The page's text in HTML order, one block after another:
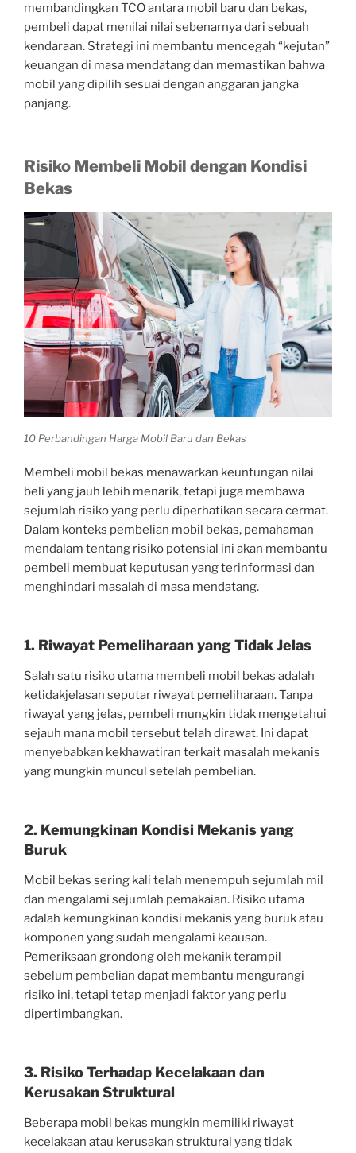
membandingkan TCO antara mobil baru dan bekas,
pembeli dapat menilai nilai sebenarnya dari sebuah
kendaraan. Strategi ini membantu mencegah “kejutan”
keuangan di masa mendatang dan memastikan bahwa
mobil yang dipilih sesuai dengan anggaran jangka
panjang.
Risiko Membeli Mobil dengan Kondisi
Bekas
10 Perbandingan Harga Mobil Baru dan Bekas
Membeli mobil bekas menawarkan keuntungan nilai
beli yang jauh lebih menarik, tetapi juga membawa
sejumlah risiko yang perlu diperhatikan secara cermat.
Dalam konteks pembelian mobil bekas, pemahaman
mendalam tentang risiko potensial ini akan membantu
pembeli membuat keputusan yang terinformasi dan
menghindari masalah di masa mendatang.
1. Riwayat Pemeliharaan yang Tidak Jelas
Salah satu risiko utama membeli mobil bekas adalah
ketidakjelasan seputar riwayat pemeliharaan. Tanpa
riwayat yang jelas, pembeli mungkin tidak mengetahui
sejauh mana mobil tersebut telah dirawat. Ini dapat
menyebabkan kekhawatiran terkait masalah mekanis
yang mungkin muncul setelah pembelian.
2. Kemungkinan Kondisi Mekanis yang
Buruk
Mobil bekas sering kali telah menempuh sejumlah mil
dan mengalami sejumlah pemakaian. Risiko utama
adalah kemungkinan kondisi mekanis yang buruk atau
komponen yang sudah mengalami keausan.
Pemeriksaan grondong oleh mekanik terampil
sebelum pembelian dapat membantu mengurangi
risiko ini, tetapi tetap menjadi faktor yang perlu
dipertimbangkan.
3. Risiko Terhadap Kecelakaan dan
Kerusakan Struktural
Beberapa mobil bekas mungkin memiliki riwayat
kecelakaan atau kerusakan struktural yang tidak